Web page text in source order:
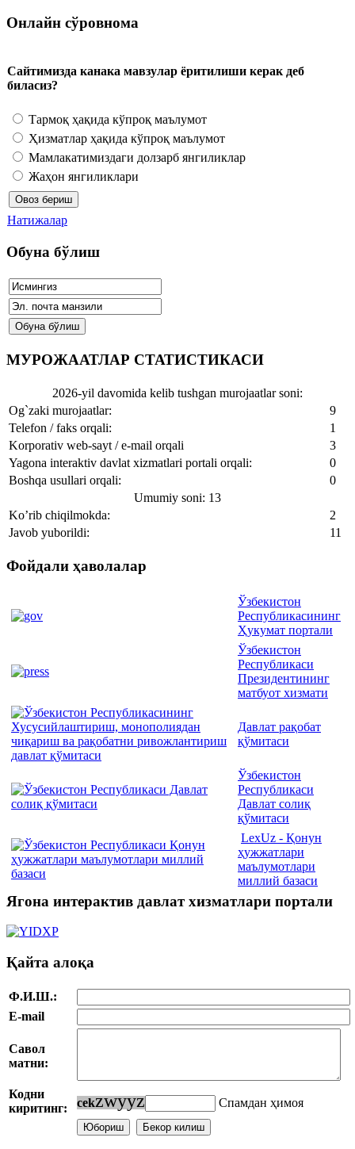
Онлайн сўровнома
Сайтимизда канака мавзулар ёритилиши керак деб
биласиз?
Тармоқ ҳақида кўпроқ маълумот
Ҳизматлар ҳақида кўпроқ маълумот
Мамлакатимиздаги долзарб янгиликлар
Жаҳон янгиликлари
Натижалар
Обуна бўлиш
МУРОЖААТЛАР СТАТИСТИКАСИ
2026-yil davomida kelib tushgan murojaatlar soni:
Og`zaki murojaatlar:
9
Telefon / faks orqali:
1
Korporativ web-sayt / e-mail orqali
3
Yagona interaktiv davlat xizmatlari portali orqali:
0
Boshqa usullari orqali:
0
Umumiy soni: 13
Ko’rib chiqilmokda:
2
Javob yuborildi:
11
Фойдали ҳаволалар
Ўзбекистон
Республикасининг
Ҳукумат портали
Ўзбекистон
Республикаси
Президентининг
матбуот хизмати
Давлат рақобат
қўмитаси
Ўзбекистон
Республикаси
Давлат солиқ
қўмитаси
LexUz - Қонун
ҳужжатлари
маълумотлари
миллий базаси
Ягона интерактив давлат хизматлари портали
Қайта алоқа
Ф.И.Ш.:
E-mail
Савол
матни:
Кодни
киритинг:
cekzwyyz Спамдан ҳимоя